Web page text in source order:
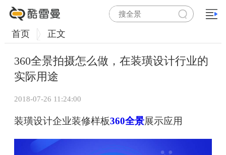
首页 正文
360全景拍摄怎么做，在装璜设计行业的
实际用途
2018-07-26 11:24:00
装璜设计企业装修样板360全景展示应用